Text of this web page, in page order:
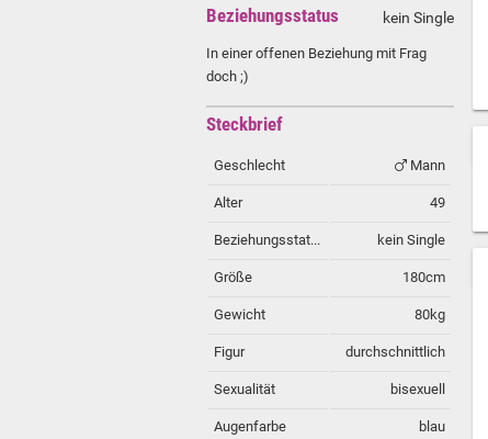
Beziehungsstatus kein Single
In einer offenen Beziehung mit Frag
doch ;)
Steckbrief
Geschlecht Mann
Alter 49
Beziehungsstatus kein Single
Größe 180cm
Gewicht 80kg
Figur durchschnittlich
Sexualität bisexuell
Augenfarbe blau